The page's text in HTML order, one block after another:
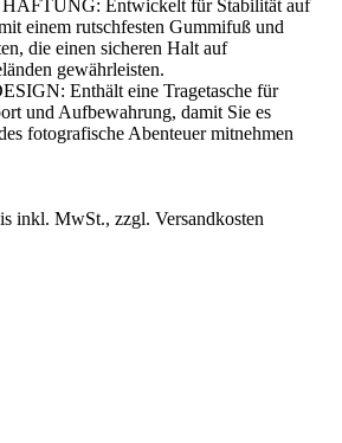
Entwickelt für Stabilität auf
einem rutschfesten Gummifuß und
die einen sicheren Halt auf
gewährleisten.
Enthält eine Tragetasche für
und Aufbewahrung, damit Sie es
fotografische Abenteuer mitnehmen
inkl. MwSt., zzgl. Versandkosten